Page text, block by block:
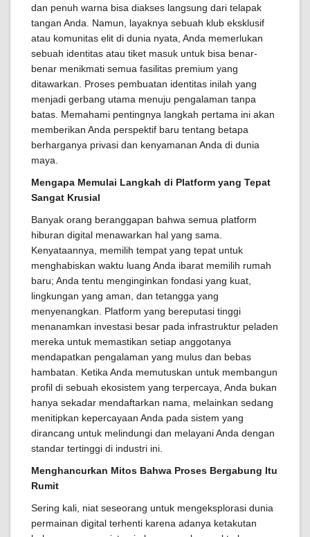
dan penuh warna bisa diakses langsung dari telapak
tangan Anda. Namun, layaknya sebuah klub eksklusif
atau komunitas elit di dunia nyata, Anda memerlukan
sebuah identitas atau tiket masuk untuk bisa benar-
benar menikmati semua fasilitas premium yang
ditawarkan. Proses pembuatan identitas inilah yang
menjadi gerbang utama menuju pengalaman tanpa
batas. Memahami pentingnya langkah pertama ini akan
memberikan Anda perspektif baru tentang betapa
berharganya privasi dan kenyamanan Anda di dunia
maya.
Mengapa Memulai Langkah di Platform yang Tepat
Sangat Krusial
Banyak orang beranggapan bahwa semua platform
hiburan digital menawarkan hal yang sama.
Kenyataannya, memilih tempat yang tepat untuk
menghabiskan waktu luang Anda ibarat memilih rumah
baru; Anda tentu menginginkan fondasi yang kuat,
lingkungan yang aman, dan tetangga yang
menyenangkan. Platform yang bereputasi tinggi
menanamkan investasi besar pada infrastruktur peladen
mereka untuk memastikan setiap anggotanya
mendapatkan pengalaman yang mulus dan bebas
hambatan. Ketika Anda memutuskan untuk membangun
profil di sebuah ekosistem yang terpercaya, Anda bukan
hanya sekadar mendaftarkan nama, melainkan sedang
menitipkan kepercayaan Anda pada sistem yang
dirancang untuk melindungi dan melayani Anda dengan
standar tertinggi di industri ini.
Menghancurkan Mitos Bahwa Proses Bergabung Itu
Rumit
Sering kali, niat seseorang untuk mengeksplorasi dunia
permainan digital terhenti karena adanya ketakutan